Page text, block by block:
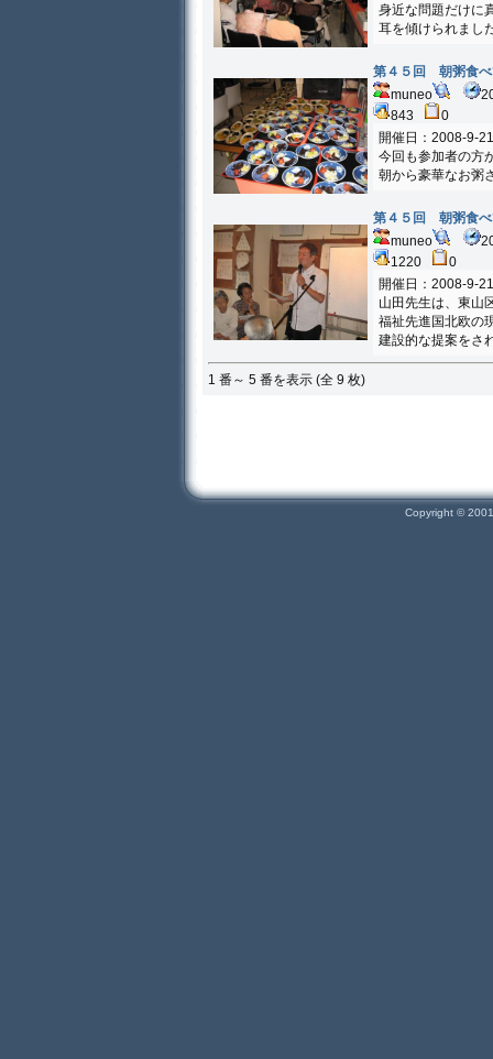
身近な問題だけに
耳を傾けられまし
第４５回 朝粥食べ
muneo
843
0
開催日：2008-9-21
今回も参加者の方
朝から豪華なお粥
第４５回 朝粥食べ
muneo
1220
0
開催日：2008-9-21
山田先生は、東山
福祉先進国北欧の
建設的な提案をさ
1 番～ 5 番を表示 (全 9 枚)
Copyright ©